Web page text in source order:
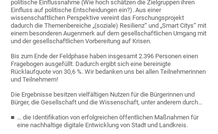
politische Einflussnahme (Wie hoch schätzen die Zielgruppen ihren
Einfluss auf politische Entscheidungen ein?). Aus einer
wissenschaftlichen Perspektive vereint das Forschungsprojekt
dadurch die Themenbereiche „(soziale) Resilienz“ und „Smart Citys“ mit
einem besonderen Augenmerk auf dem gesellschaftlichen Umgang mit
und der gesellschaftlichen Vorbereitung auf Krisen.
Bis zum Ende der Feldphase haben insgesamt 2.396 Personen einen
Fragebogen ausgefüllt. Dadurch ergibt sich eine bereinigte
Rücklaufquote von 30,6 %. Wir bedanken uns bei allen Teilnehmerinnen
und Teilnehmern!
Die Ergebnisse besitzen vielfältigen Nutzen für die Bürgerinnen und
Bürger, die Gesellschaft und die Wissenschaft, unter anderem durch…
… die Identifikation von erfolgreichen öffentlichen Maßnahmen für
eine nachhaltige digitale Entwicklung von Stadt und Landkreis.